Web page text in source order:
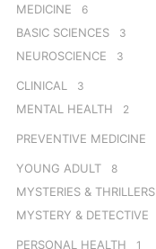
MEDICINE 6
BASIC SCIENCES 3
NEUROSCIENCE 3
CLINICAL 3
MENTAL HEALTH 2
PREVENTIVE MEDICINE
YOUNG ADULT 8
MYSTERIES & THRILLERS
MYSTERY & DETECTIVE
PERSONAL HEALTH 1